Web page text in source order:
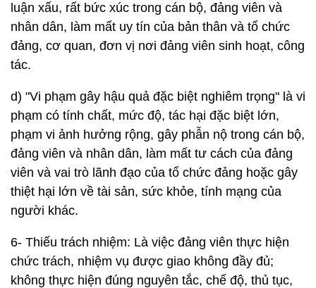
luận xấu, rất bức xúc trong cán bộ, đảng viên và
nhân dân, làm mất uy tín của bản thân và tổ chức
đảng, cơ quan, đơn vị nơi đảng viên sinh hoạt, công
tác.
d) "Vi phạm gây hậu quả đặc biệt nghiêm trọng" là vi
phạm có tính chất, mức độ, tác hại đặc biệt lớn,
phạm vi ảnh hưởng rộng, gây phẫn nộ trong cán bộ,
đảng viên và nhân dân, làm mất tư cách của đảng
viên và vai trò lãnh đạo của tổ chức đảng hoặc gây
thiệt hại lớn về tài sản, sức khỏe, tính mạng của
người khác.
6- Thiếu trách nhiệm: Là việc đảng viên thực hiện
chức trách, nhiệm vụ được giao không đầy đủ;
không thực hiện đúng nguyên tắc, chế độ, thủ tục,